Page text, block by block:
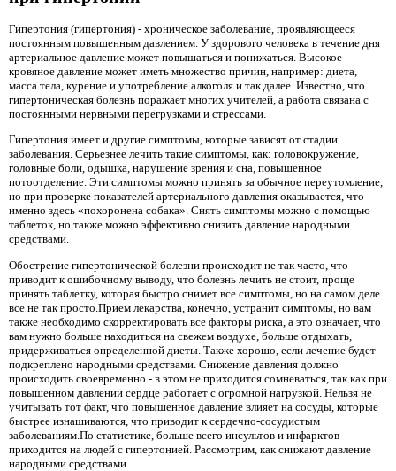
Гипертония (гипертония) - хроническое заболевание, проявляющееся
постоянным повышенным давлением. У здорового человека в течение дня
артериальное давление может повышаться и понижаться. Высокое
кровяное давление может иметь множество причин, например: диета,
масса тела, курение и употребление алкоголя и так далее. Известно, что
гипертоническая болезнь поражает многих учителей, а работа связана с
постоянными нервными перегрузками и стрессами.
Гипертония имеет и другие симптомы, которые зависят от стадии
заболевания. Серьезнее лечить такие симптомы, как: головокружение,
головные боли, одышка, нарушение зрения и сна, повышенное
потоотделение. Эти симптомы можно принять за обычное переутомление,
но при проверке показателей артериального давления оказывается, что
именно здесь «похоронена собака». Снять симптомы можно с помощью
таблеток, но также можно эффективно снизить давление народными
средствами.
Обострение гипертонической болезни происходит не так часто, что
приводит к ошибочному выводу, что болезнь лечить не стоит, проще
принять таблетку, которая быстро снимет все симптомы, но на самом деле
все не так просто.Прием лекарства, конечно, устранит симптомы, но вам
также необходимо скорректировать все факторы риска, а это означает, что
вам нужно больше находиться на свежем воздухе, больше отдыхать,
придерживаться определенной диеты. Также хорошо, если лечение будет
подкреплено народными средствами. Снижение давления должно
происходить своевременно - в этом не приходится сомневаться, так как при
повышенном давлении сердце работает с огромной нагрузкой. Нельзя не
учитывать тот факт, что повышенное давление влияет на сосуды, которые
быстрее изнашиваются, что приводит к сердечно-сосудистым
заболеваниям.По статистике, больше всего инсультов и инфарктов
приходится на людей с гипертонией. Рассмотрим, как снижают давление
народными средствами.